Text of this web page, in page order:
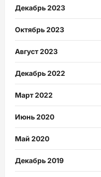
Декабрь 2023
Октябрь 2023
Август 2023
Декабрь 2022
Март 2022
Июнь 2020
Май 2020
Декабрь 2019